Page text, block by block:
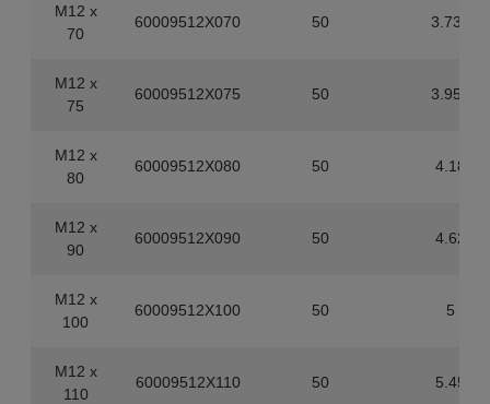
M12 x
70
60009512X070 50 3.735
M12 x
75
60009512X075 50 3.955
M12 x
80
60009512X080 50 4.18
M12 x
90
60009512X090 50 4.62
M12 x
100
60009512X100 50 5
M12 x
110
60009512X110 50 5.45